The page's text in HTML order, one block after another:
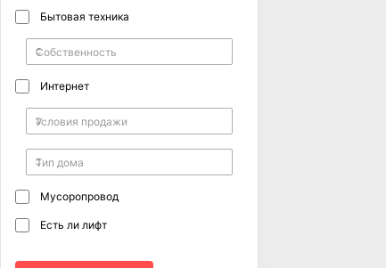
Бытовая техника
Интернет
Мусоропровод
Есть ли лифт